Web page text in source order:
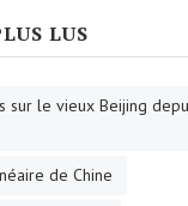
LUS
sur le vieux Beijing
de Chine